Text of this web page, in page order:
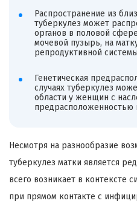
Распространение из
туберкулез может
органов в половой
мочевой пузырь, на
репродуктивной
Генетическая
случаях туберкулез
области у женщин с
предрасположенностью
Несмотря на разнообразие
туберкулез матки является
всего возникает в контексте
при прямом контакте с